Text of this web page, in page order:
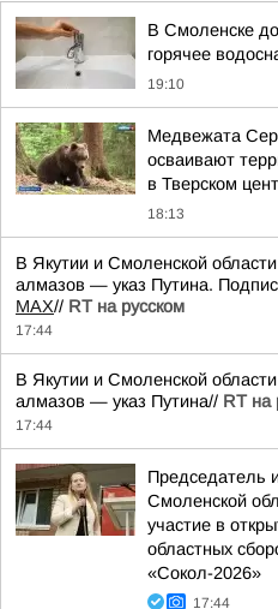
В Смоленске
горячее
19:10
Медвежата
осваивают
в Тверском
18:13
В Якутии и Смоленской
алмазов — указ Путина.
MAX// RT на русском
17:44
В Якутии и Смоленской
алмазов — указ Путина// RT на
17:44
Председатель
Смоленской
участие в
областных
«Сокол-2026»
17:44